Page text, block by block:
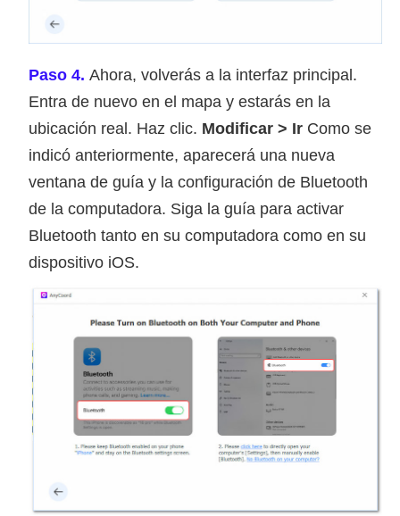
Paso 4. Ahora, volverás a la interfaz principal.
Entra de nuevo en el mapa y estarás en la
ubicación real. Haz clic. Modificar > Ir Como se
indicó anteriormente, aparecerá una nueva
ventana de guía y la configuración de Bluetooth
de la computadora. Siga la guía para activar
Bluetooth tanto en su computadora como en su
dispositivo iOS.